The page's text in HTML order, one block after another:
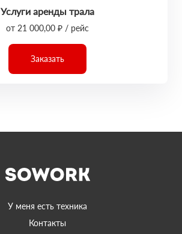
Услуги аренды трала
от 21 000,00 ₽ / рейс
Заказать
У меня есть техника
Контакты